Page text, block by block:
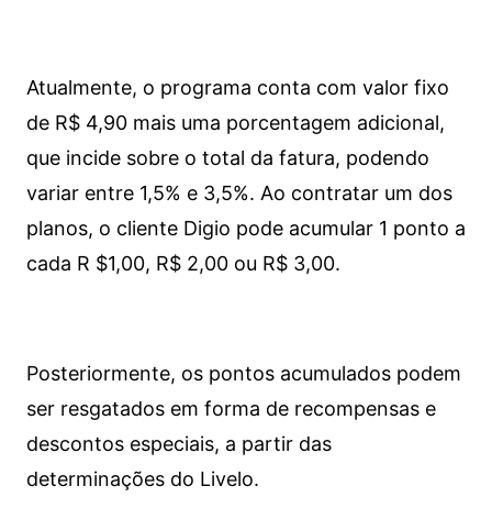
Atualmente, o programa conta com valor fixo
de R$ 4,90 mais uma porcentagem adicional,
que incide sobre o total da fatura, podendo
variar entre 1,5% e 3,5%. Ao contratar um dos
planos, o cliente Digio pode acumular 1 ponto a
cada R $1,00, R$ 2,00 ou R$ 3,00.
Posteriormente, os pontos acumulados podem
ser resgatados em forma de recompensas e
descontos especiais, a partir das
determinações do Livelo.